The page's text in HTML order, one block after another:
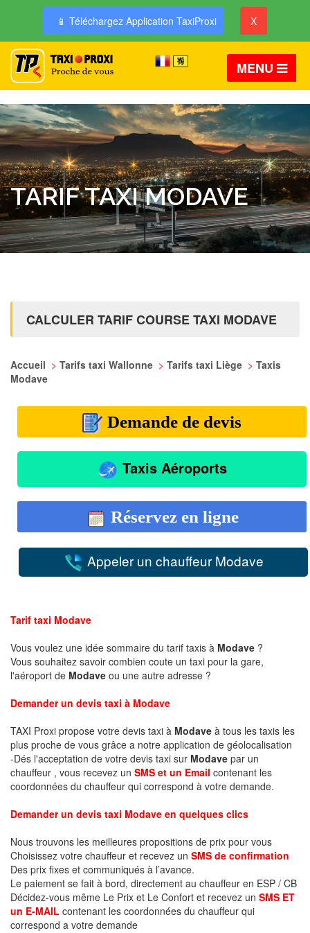
📱 Téléchargez Application TaxiProxi X
MENU
TARIF TAXI MODAVE
CALCULER TARIF COURSE TAXI MODAVE
Accueil > Tarifs taxi Wallonne > Tarifs taxi Liège > Taxis
Modave
Demande de devis
Taxis Aéroports
Réservez en ligne
Appeler un chauffeur Modave
Tarif taxi Modave
Vous voulez une idée sommaire du tarif taxis à Modave ?
Vous souhaitez savoir combien coute un taxi pour la gare,
l'aéroport de Modave ou une autre adresse ?
Demander un devis taxi à Modave
TAXI Proxi propose votre devis taxi à Modave à tous les taxis les
plus proche de vous grâce a notre application de géolocalisation
-Dés l'acceptation de votre devis taxi sur Modave par un
chauffeur , vous recevez un SMS et un Email contenant les
coordonnées du chauffeur qui correspond à votre demande.
Demander un devis taxi Modave en quelques clics
Nous trouvons les meilleures propositions de prix pour vous
Choisissez votre chauffeur et recevez un SMS de confirmation
Des prix fixes et communiqués à l’avance.
Le paiement se fait à bord, directement au chauffeur en ESP / CB
Décidez-vous même Le Prix et Le Confort et recevez un SMS ET
un E-MAIL contenant les coordonnées du chauffeur qui
correspond a votre demande